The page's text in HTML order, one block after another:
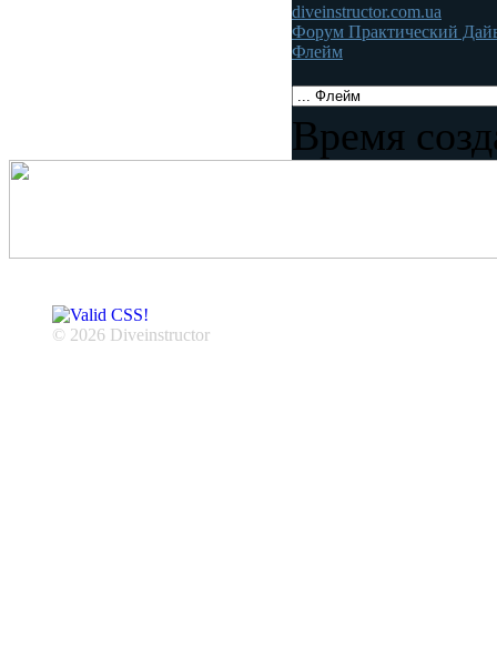
diveinstructor.com.ua
Форум Практический
Флейм
Время
© 2026 Diveinstructor